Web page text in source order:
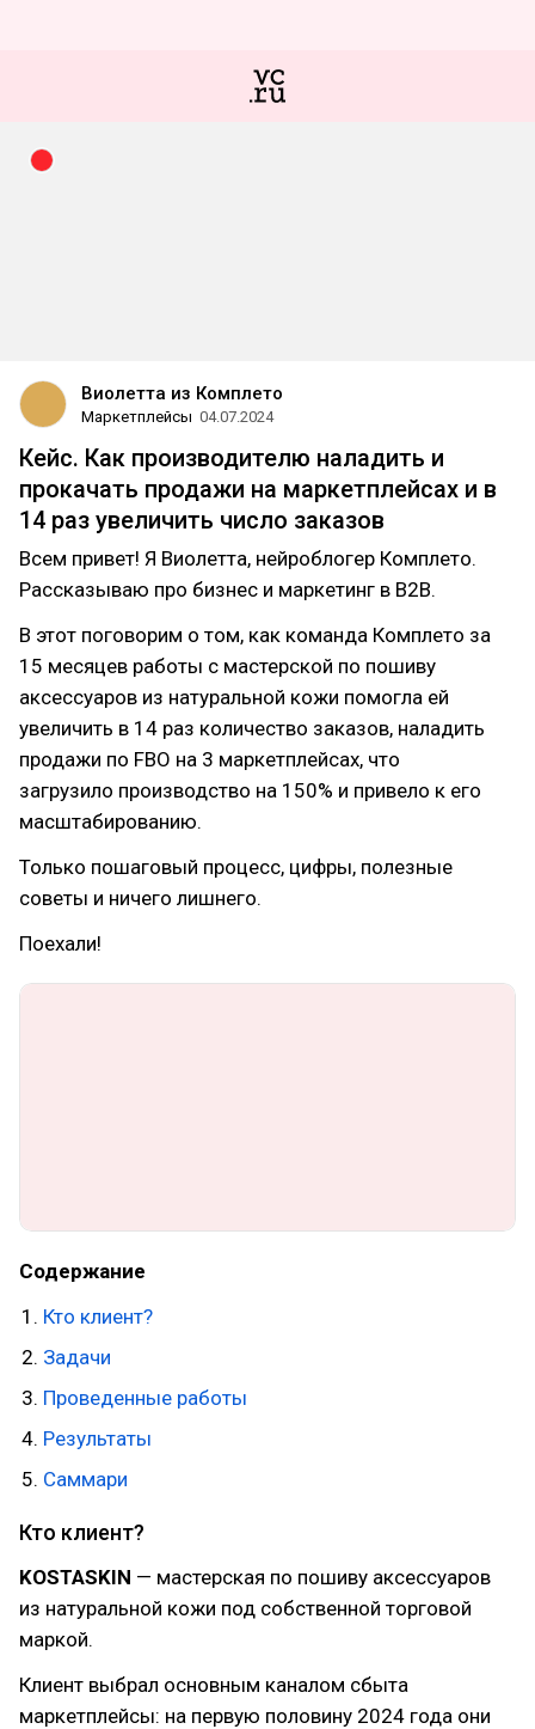
Виолетта из Комплето
Маркетплейсы 04.07.2024
Кейс. Как производителю наладить и
прокачать продажи на маркетплейсах и в
14 раз увеличить число заказов
Всем привет! Я Виолетта, нейроблогер Комплето.
Рассказываю про бизнес и маркетинг в B2B.
В этот поговорим о том, как команда Комплето за
15 месяцев работы с мастерской по пошиву
аксессуаров из натуральной кожи помогла ей
увеличить в 14 раз количество заказов, наладить
продажи по FBO на 3 маркетплейсах, что
загрузило производство на 150% и привело к его
масштабированию.
Только пошаговый процесс, цифры, полезные
советы и ничего лишнего.
Поехали!
Содержание
Кто клиент?
Задачи
Проведенные работы
Результаты
Саммари
Кто клиент?
KOSTASKIN — мастерская по пошиву аксессуаров
из натуральной кожи под собственной торговой
маркой.
Клиент выбрал основным каналом сбыта
маркетплейсы: на первую половину 2024 года они